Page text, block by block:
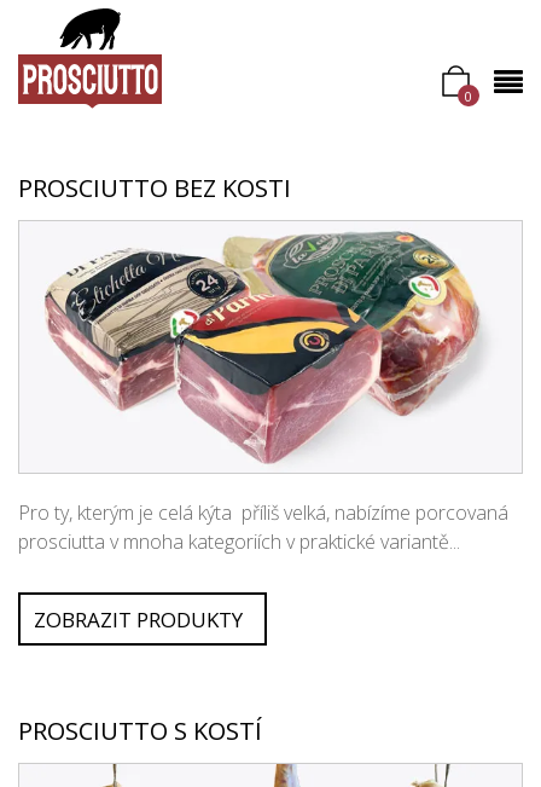
0
PROSCIUTTO BEZ KOSTI
Pro ty, kterým je celá kýta příliš velká, nabízíme porcovaná
prosciutta v mnoha kategoriích v praktické variantě...
ZOBRAZIT PRODUKTY
PROSCIUTTO S KOSTÍ